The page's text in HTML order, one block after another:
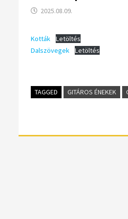
2025.08.09.
Kották
Letöltés
Dalszövegek
Letöltés
TAGGED GITÁROS ÉNEKEK